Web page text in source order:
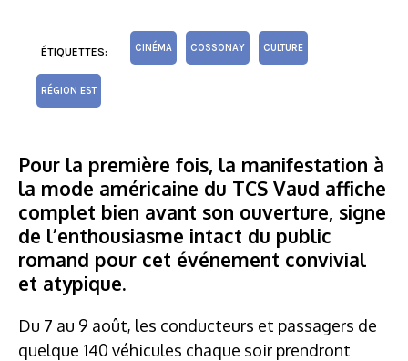
ÉTIQUETTES: CINÉMA COSSONAY CULTURE
RÉGION EST
Pour la première fois, la manifestation à
la mode américaine du TCS Vaud affiche
complet bien avant son ouverture, signe
de l’enthousiasme intact du public
romand pour cet événement convivial
et atypique.
Du 7 au 9 août, les conducteurs et passagers de
quelque 140 véhicules chaque soir prendront